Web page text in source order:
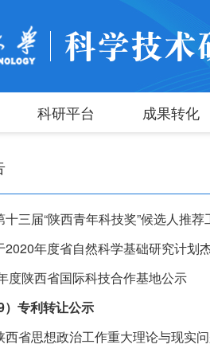
科研平台 成果转化
十三届“陕西青年科技奖”候选人推荐
2020年度省自然科学基础研究计划
度陕西省国际科技合作基地公示
）专利转让公示
西省思想政治工作重大理论与现实